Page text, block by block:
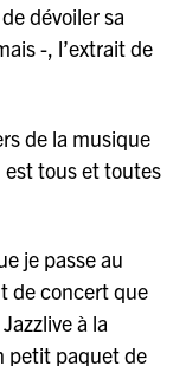
dévoiler sa
-, l’extrait de
de la musique
est tous et toutes
je passe au
de concert que
à la
petit paquet de